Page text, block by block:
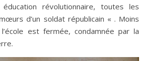
révolutionnaire, toutes les
d’un soldat républicain « . Moins
est fermée, condamnée par la